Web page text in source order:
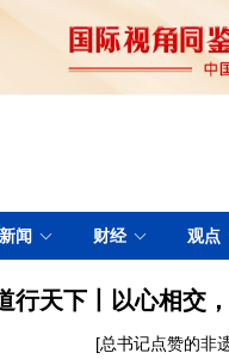
新闻 财经 观点
行天下丨以心相交
[总书记点赞的非